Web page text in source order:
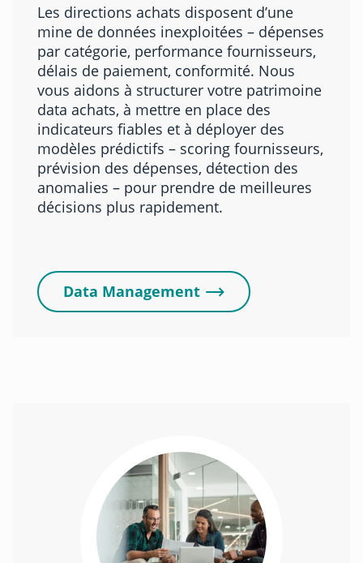
Les directions achats disposent d’une
mine de données inexploitées – dépenses
par catégorie, performance fournisseurs,
délais de paiement, conformité. Nous
vous aidons à structurer votre patrimoine
data achats, à mettre en place des
indicateurs fiables et à déployer des
modèles prédictifs – scoring fournisseurs,
prévision des dépenses, détection des
anomalies – pour prendre de meilleures
décisions plus rapidement.
Data Management